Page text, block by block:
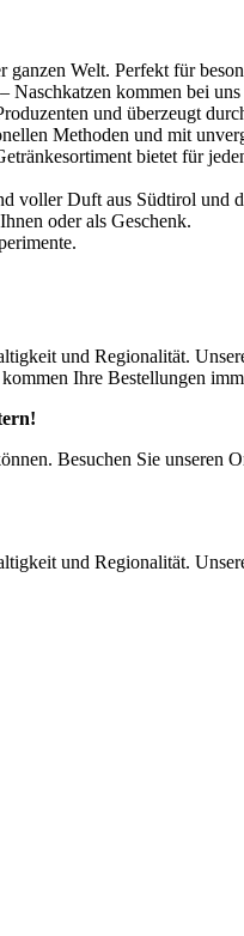
Welt. Perfekt für
Naschkatzen kommen bei
und überzeugt
Methoden und mit
bietet für
voller Duft aus Südtirol und
oder als Geschenk.
und Regionalität.
Ihre Bestellungen
Besuchen Sie unseren
und Regionalität.